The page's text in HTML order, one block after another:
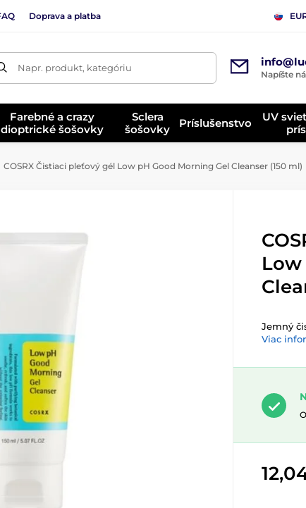
Doprava a platba
Napr. produkt, kategóriu
Napíšte
Farebné a crazy
dioptrické šošovky
Sclera
šošovky
Príslušenstvo
UV
COSRX Čistiaci pleťový gél Low pH Good Morning Gel Cleanser (150 ml)
Jemný
Viac